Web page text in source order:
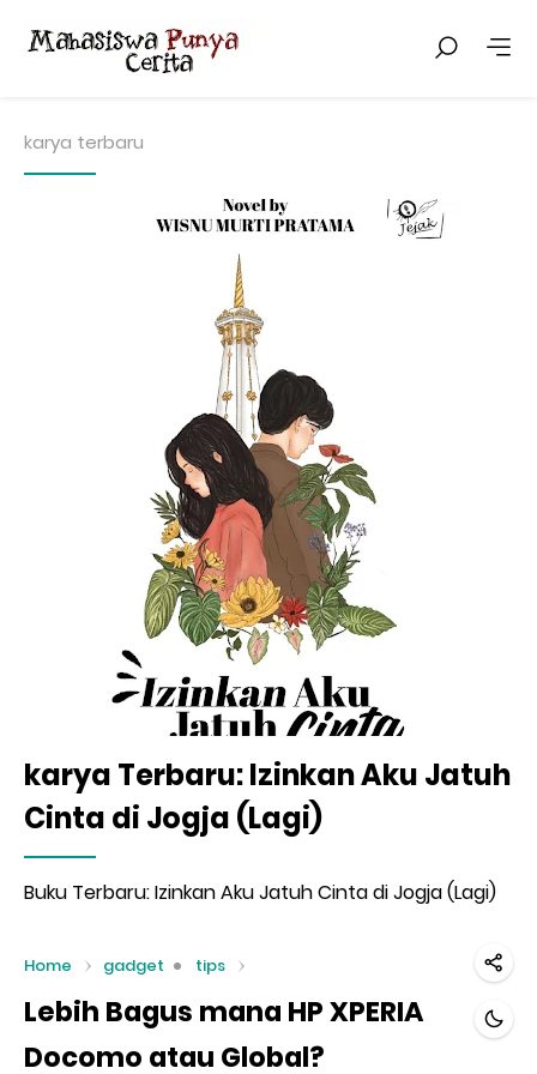
karya terbaru
karya Terbaru: Izinkan Aku Jatuh
Cinta di Jogja (Lagi)
Buku Terbaru: Izinkan Aku Jatuh Cinta di Jogja (Lagi)
Home gadget tips
Lebih Bagus mana HP XPERIA
Docomo atau Global?